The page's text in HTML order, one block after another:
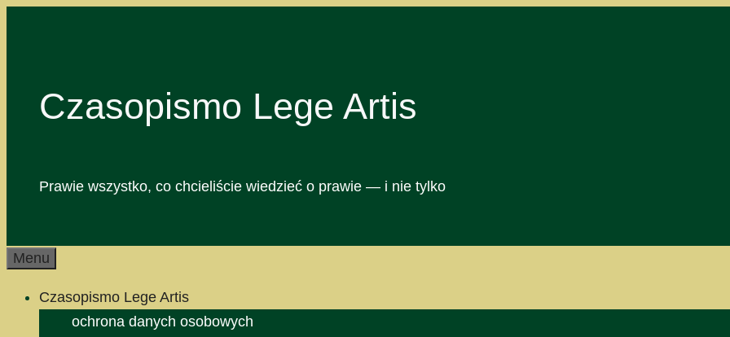
Czasopismo Lege Artis
Prawie wszystko, co chcieliście wiedzieć o prawie — i nie tylko
Menu
Czasopismo Lege Artis
ochrona danych osobowych